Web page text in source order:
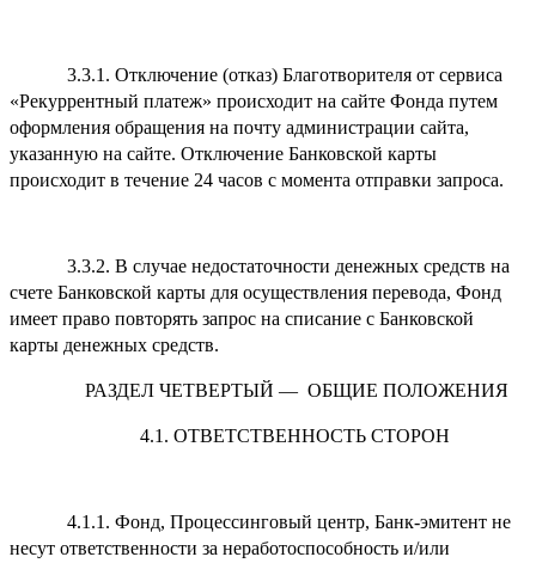
3.3.1. Отключение (отказ) Благотворителя от сервиса
«Рекуррентный платеж» происходит на сайте Фонда путем
оформления обращения на почту администрации сайта,
указанную на сайте. Отключение Банковской карты
происходит в течение 24 часов с момента отправки запроса.
3.3.2. В случае недостаточности денежных средств на
счете Банковской карты для осуществления перевода, Фонд
имеет право повторять запрос на списание с Банковской
карты денежных средств.
РАЗДЕЛ ЧЕТВЕРТЫЙ — ОБЩИЕ ПОЛОЖЕНИЯ
4.1. ОТВЕТСТВЕННОСТЬ СТОРОН
4.1.1. Фонд, Процессинговый центр, Банк-эмитент не
несут ответственности за неработоспособность и/или